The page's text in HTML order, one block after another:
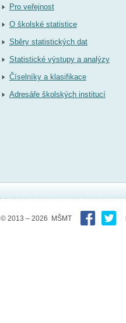
Pro veřejnost
O školské statistice
Sběry statistických dat
Statistické výstupy a analýzy
Číselníky a klasifikace
Adresáře školských institucí
© 2013 – 2026 MŠMT